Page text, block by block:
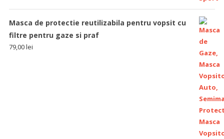
Masca de protectie reutilizabila pentru vopsit cu
filtre pentru gaze si praf
79,00lei